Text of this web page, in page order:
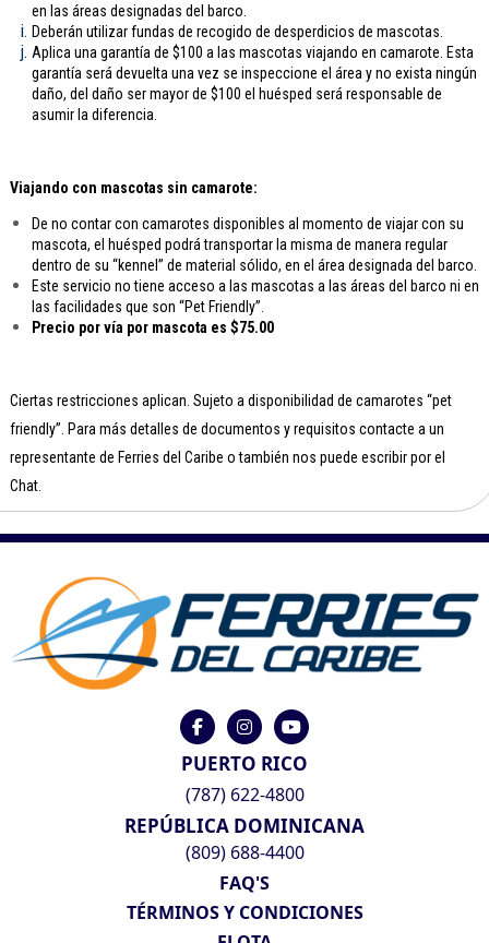
en las áreas designadas del barco.
Deberán utilizar fundas de recogido de desperdicios de mascotas.
Aplica una garantía de $100 a las mascotas viajando en camarote. Esta
garantía será devuelta una vez se inspeccione el área y no exista ningún
daño, del daño ser mayor de $100 el huésped será responsable de
asumir la diferencia.
Viajando con mascotas sin camarote:
De no contar con camarotes disponibles al momento de viajar con su
mascota, el huésped podrá transportar la misma de manera regular
dentro de su “kennel” de material sólido, en el área designada del barco.
Este servicio no tiene acceso a las mascotas a las áreas del barco ni en
las facilidades que son “Pet Friendly”.
Precio por vía por mascota es $75.00
Ciertas restricciones aplican. Sujeto a disponibilidad de camarotes “pet
friendly”. Para más detalles de documentos y requisitos contacte a un
representante de Ferries del Caribe o también nos puede escribir por el
Chat.
PUERTO RICO
(787) 622-4800
REPÚBLICA DOMINICANA
(809) 688-4400
FAQ'S
TÉRMINOS Y CONDICIONES